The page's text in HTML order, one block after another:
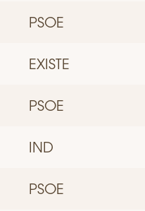
PSOE
EXISTE
PSOE
IND
PSOE